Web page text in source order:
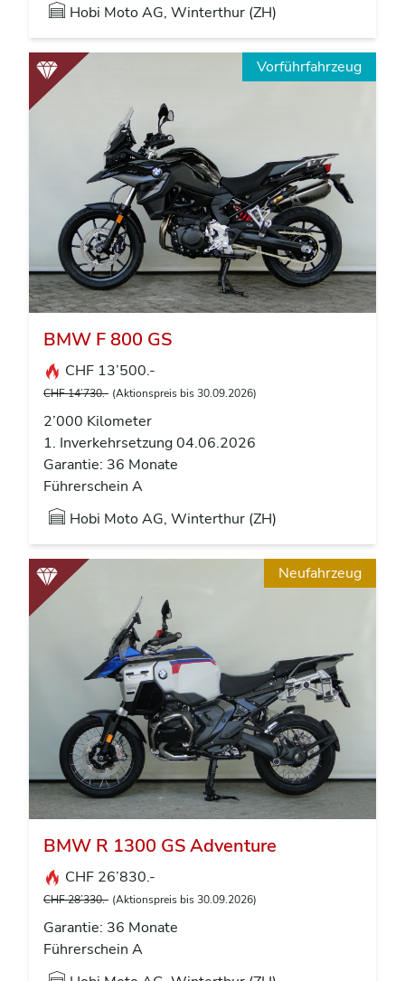
Hobi Moto AG, Winterthur (ZH)
Vorführfahrzeug
BMW F 800 GS
CHF 13’500.-
CHF 14’730.- (Aktionspreis bis 30.09.2026)
2’000 Kilometer
1. Inverkehrsetzung 04.06.2026
Garantie: 36 Monate
Führerschein A
Hobi Moto AG, Winterthur (ZH)
Neufahrzeug
BMW R 1300 GS Adventure
CHF 26’830.-
CHF 28’330.- (Aktionspreis bis 30.09.2026)
Garantie: 36 Monate
Führerschein A